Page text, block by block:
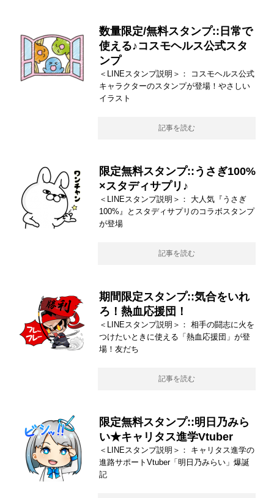
数量限定/無料スタンプ::日常で
使える♪コスモヘルス公式スタ
ンプ
＜LINEスタンプ説明＞： コスモヘルス公式
キャラクターのスタンプが登場！やさしい
イラスト
記事を読む
限定無料スタンプ::うさぎ100%
×スタディサプリ♪
＜LINEスタンプ説明＞： 大人気『うさぎ
100%』とスタディサプリのコラボスタンプ
が登場
記事を読む
期間限定スタンプ::気合をいれ
ろ！熱血応援団！
＜LINEスタンプ説明＞： 相手の闘志に火を
つけたいときに使える「熱血応援団」が登
場！友だち
記事を読む
限定無料スタンプ::明日乃みら
い★キャリタス進学Vtuber
＜LINEスタンプ説明＞： キャリタス進学の
進路サポートVtuber「明日乃みらい」爆誕
記